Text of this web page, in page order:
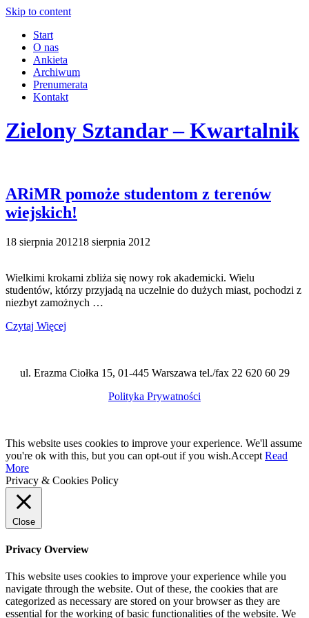
Skip to content
Start
O nas
Ankieta
Archiwum
Prenumerata
Kontakt
Zielony Sztandar – Kwartalnik
ARiMR pomoże studentom z terenów
wiejskich!
18 sierpnia 201218 sierpnia 2012
Wielkimi krokami zbliża się nowy rok akademicki. Wielu
studentów, którzy przyjadą na uczelnie do dużych miast, pochodzi z
niezbyt zamożnych …
Czytaj Więcej
ul. Erazma Ciołka 15, 01-445 Warszawa tel./fax 22 620 60 29
Polityka Prywatności
This website uses cookies to improve your experience. We'll assume
you're ok with this, but you can opt-out if you wish.Accept Read
More
Privacy & Cookies Policy
Close
Privacy Overview
This website uses cookies to improve your experience while you
navigate through the website. Out of these, the cookies that are
categorized as necessary are stored on your browser as they are
essential for the working of basic functionalities of the website. We